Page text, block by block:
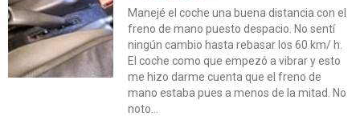
Manejé el coche una buena distancia con el
freno de mano puesto despacio. No sentí
ningún cambio hasta rebasar los 60 km/ h.
El coche como que empezó a vibrar y esto
me hizo darme cuenta que el freno de
mano estaba pues a menos de la mitad. No
noto...